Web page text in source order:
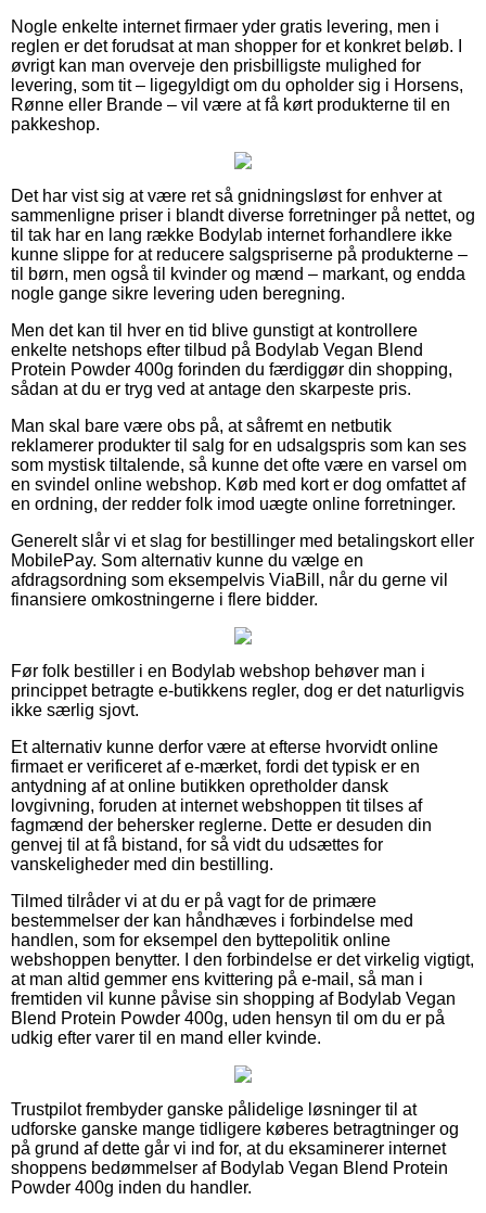
Nogle enkelte internet firmaer yder gratis levering, men i
reglen er det forudsat at man shopper for et konkret beløb. I
øvrigt kan man overveje den prisbilligste mulighed for
levering, som tit – ligegyldigt om du opholder sig i Horsens,
Rønne eller Brande – vil være at få kørt produkterne til en
pakkeshop.
Det har vist sig at være ret så gnidningsløst for enhver at
sammenligne priser i blandt diverse forretninger på nettet, og
til tak har en lang række Bodylab internet forhandlere ikke
kunne slippe for at reducere salgspriserne på produkterne –
til børn, men også til kvinder og mænd – markant, og endda
nogle gange sikre levering uden beregning.
Men det kan til hver en tid blive gunstigt at kontrollere
enkelte netshops efter tilbud på Bodylab Vegan Blend
Protein Powder 400g forinden du færdiggør din shopping,
sådan at du er tryg ved at antage den skarpeste pris.
Man skal bare være obs på, at såfremt en netbutik
reklamerer produkter til salg for en udsalgspris som kan ses
som mystisk tiltalende, så kunne det ofte være en varsel om
en svindel online webshop. Køb med kort er dog omfattet af
en ordning, der redder folk imod uægte online forretninger.
Generelt slår vi et slag for bestillinger med betalingskort eller
MobilePay. Som alternativ kunne du vælge en
afdragsordning som eksempelvis ViaBill, når du gerne vil
finansiere omkostningerne i flere bidder.
Før folk bestiller i en Bodylab webshop behøver man i
princippet betragte e-butikkens regler, dog er det naturligvis
ikke særlig sjovt.
Et alternativ kunne derfor være at efterse hvorvidt online
firmaet er verificeret af e-mærket, fordi det typisk er en
antydning af at online butikken opretholder dansk
lovgivning, foruden at internet webshoppen tit tilses af
fagmænd der behersker reglerne. Dette er desuden din
genvej til at få bistand, for så vidt du udsættes for
vanskeligheder med din bestilling.
Tilmed tilråder vi at du er på vagt for de primære
bestemmelser der kan håndhæves i forbindelse med
handlen, som for eksempel den byttepolitik online
webshoppen benytter. I den forbindelse er det virkelig vigtigt,
at man altid gemmer ens kvittering på e-mail, så man i
fremtiden vil kunne påvise sin shopping af Bodylab Vegan
Blend Protein Powder 400g, uden hensyn til om du er på
udkig efter varer til en mand eller kvinde.
Trustpilot frembyder ganske pålidelige løsninger til at
udforske ganske mange tidligere køberes betragtninger og
på grund af dette går vi ind for, at du eksaminerer internet
shoppens bedømmelser af Bodylab Vegan Blend Protein
Powder 400g inden du handler.